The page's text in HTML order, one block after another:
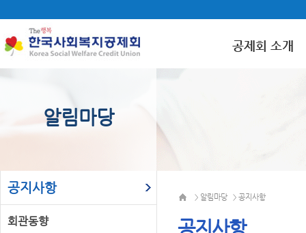
공제회 소개
알림마당
공지사항
회관동향
> 알림마당 > 공지사항
공지사항